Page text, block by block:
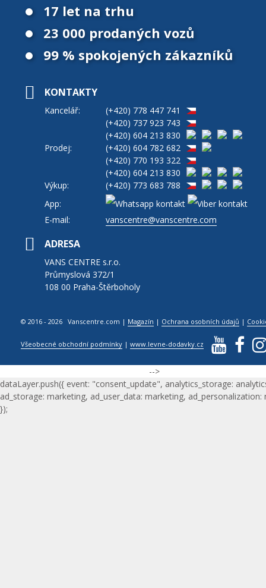
17 let na trhu
23 000 prodaných vozů
99 % spokojených zákazníků
KONTAKTY
Kancelář: (+420) 778 447 741
(+420) 737 923 743
(+420) 604 213 830
Prodej:
(+420) 604 782 682
(+420) 770 193 322
(+420) 604 213 830
Výkup:
(+420) 773 683 788
App:
E-mail:
vanscentre@vanscentre.com
ADRESA
VANS CENTRE s.r.o.
Průmyslová 372/1
108 00 Praha-Štěrboholy
© 2016 - 2026 Vanscentre.com | Magazín | Ochrana osobních údajů |
Všeobecné obchodní podmínky |www.levne-dodavky.cz
-->
dataLayer.push({ event: "consent_update", analytics_storage:
ad_storage: marketing, ad_user_data: marketing, ad_personalization:
});